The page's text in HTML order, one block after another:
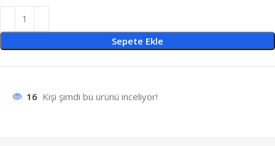
Sepete Ekle
16 Kişi şimdi bu ürünü inceliyor!